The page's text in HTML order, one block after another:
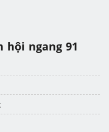
hội ngang 91